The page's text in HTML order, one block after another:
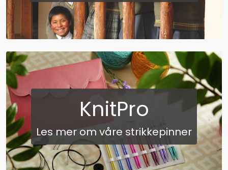
KnitPro
Les mer om våre strikkepinner